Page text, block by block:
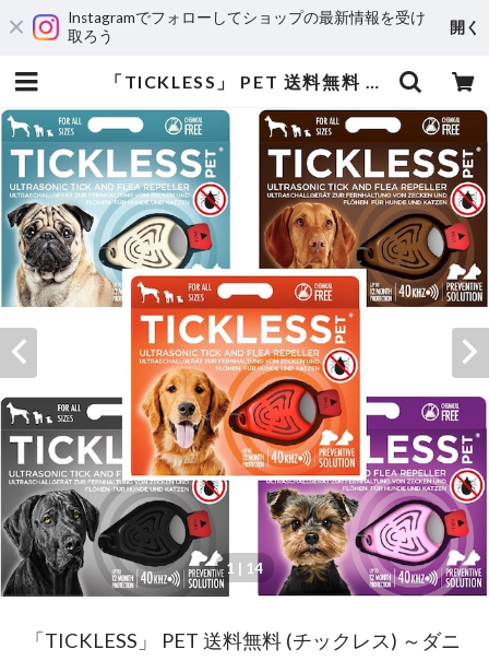
Instagramでフォローしてショップの最新情報を受け
取ろう
開く
「TICKLESS」 PET 送料無料 (チックレス) ～ダニ&ノミから愛犬・愛猫を安全に守ろう ～ 薬を使わない！ 超音波でガード！ | BEM PARTNER
1 | 14
「TICKLESS」 PET 送料無料 (チックレス) ～ダニ